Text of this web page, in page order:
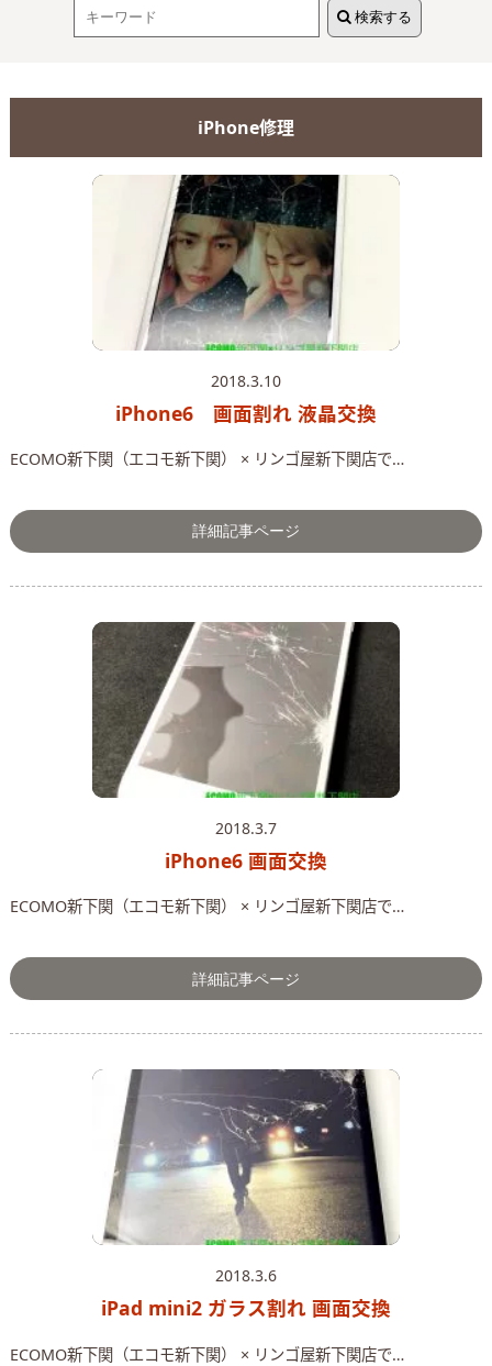
検索する
iPhone修理
2018.3.10
iPhone6 画面割れ 液晶交換
ECOMO新下関（エコモ新下関） × リンゴ屋新下関店で…
詳細記事ページ
2018.3.7
iPhone6 画面交換
ECOMO新下関（エコモ新下関） × リンゴ屋新下関店で…
詳細記事ページ
2018.3.6
iPad mini2 ガラス割れ 画面交換
ECOMO新下関（エコモ新下関） × リンゴ屋新下関店で…